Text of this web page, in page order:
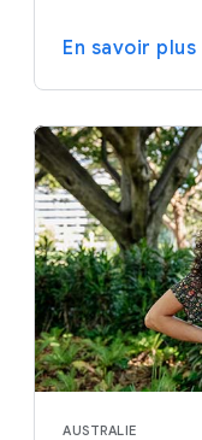
En savoir plus
AUSTRALIE